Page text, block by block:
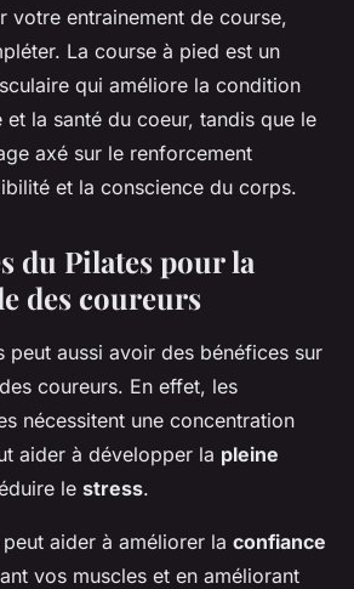
votre entrainement de course,
La course à pied est un
qui améliore la condition
et la santé du coeur, tandis que le
axé sur le renforcement
et la conscience du corps.
du Pilates pour la
des coureurs
peut aussi avoir des bénéfices sur
des coureurs. En effet, les
nécessitent une concentration
aider à développer la pleine
le stress.
aider à améliorer la confiance
vos muscles et en améliorant